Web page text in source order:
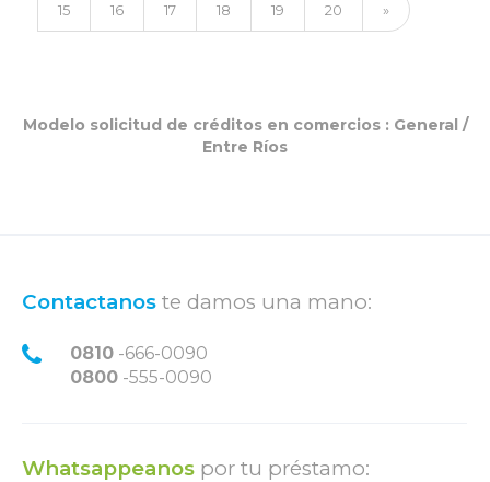
15 16 17 18 19 20 »
Modelo solicitud de créditos en comercios : General /
Entre Ríos
Contactanos te damos una mano:
0810 -666-0090
0800 -555-0090
Whatsappeanos por tu préstamo: